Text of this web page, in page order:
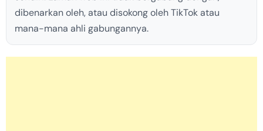
dibenarkan oleh, atau disokong oleh TikTok atau
mana-mana ahli gabungannya.